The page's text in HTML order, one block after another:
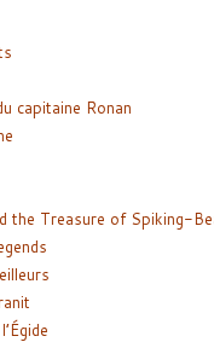
capitaine Ronan
the Treasure of Spiking-